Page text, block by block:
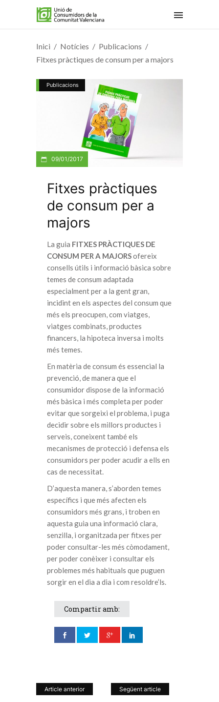
Inici Notícies
Publicacions
Fitxes pràctiques de consum per a majors
Publicacions
09/01/2017
Fitxes pràctiques
de consum per a
majors
La guia FITXES PRÀCTIQUES DE
CONSUM PER A MAJORSofereix
consells útils i informació bàsica sobre
temes de consum adaptada
especialment per a la gent gran,
incidint en els aspectes del consum que
més els preocupen, com viatges,
viatges combinats, productes
financers, la hipoteca inversa i molts
més temes.
En matèria de consum és essencial la
prevenció, de manera que el
consumidor dispose de la informació
més bàsica i més completa per poder
evitar que sorgeixi el problema, i puga
decidir sobre els millors productes i
serveis, coneixent també els
mecanismes de protecció i defensa els
consumidors per poder acudir a ells en
cas de necessitat.
D’aquesta manera, s’aborden temes
específics i que més afecten els
consumidors més grans, i troben en
aquesta guia una informació clara,
senzilla, i organitzada per fitxes per
poder consultar-les més còmodament,
per poder conèixer i consultar els
problemes més habituals que puguen
sorgir en el dia a dia i com resoldre’ls.
Compartir amb:
Article anterior Següent article